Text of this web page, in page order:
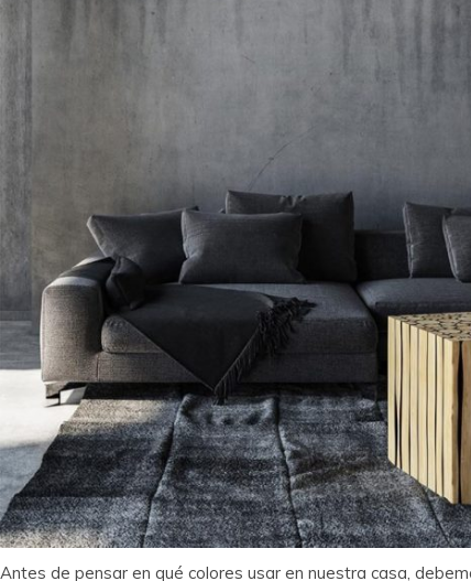
Antes de pensar en qué colores usar en nuestra casa,